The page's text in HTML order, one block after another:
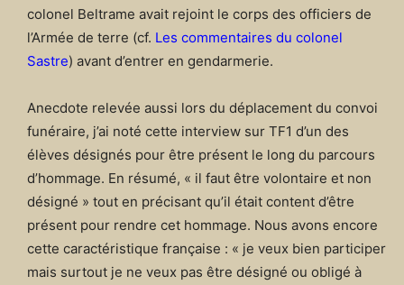
colonel Beltrame avait rejoint le corps des officiers de
l’Armée de terre (cf. Les commentaires du colonel
Sastre) avant d’entrer en gendarmerie.
Anecdote relevée aussi lors du déplacement du convoi
funéraire, j’ai noté cette interview sur TF1 d’un des
élèves désignés pour être présent le long du parcours
d’hommage. En résumé, « il faut être volontaire et non
désigné » tout en précisant qu’il était content d’être
présent pour rendre cet hommage. Nous avons encore
cette caractéristique française : « je veux bien participer
mais surtout je ne veux pas être désigné ou obligé à